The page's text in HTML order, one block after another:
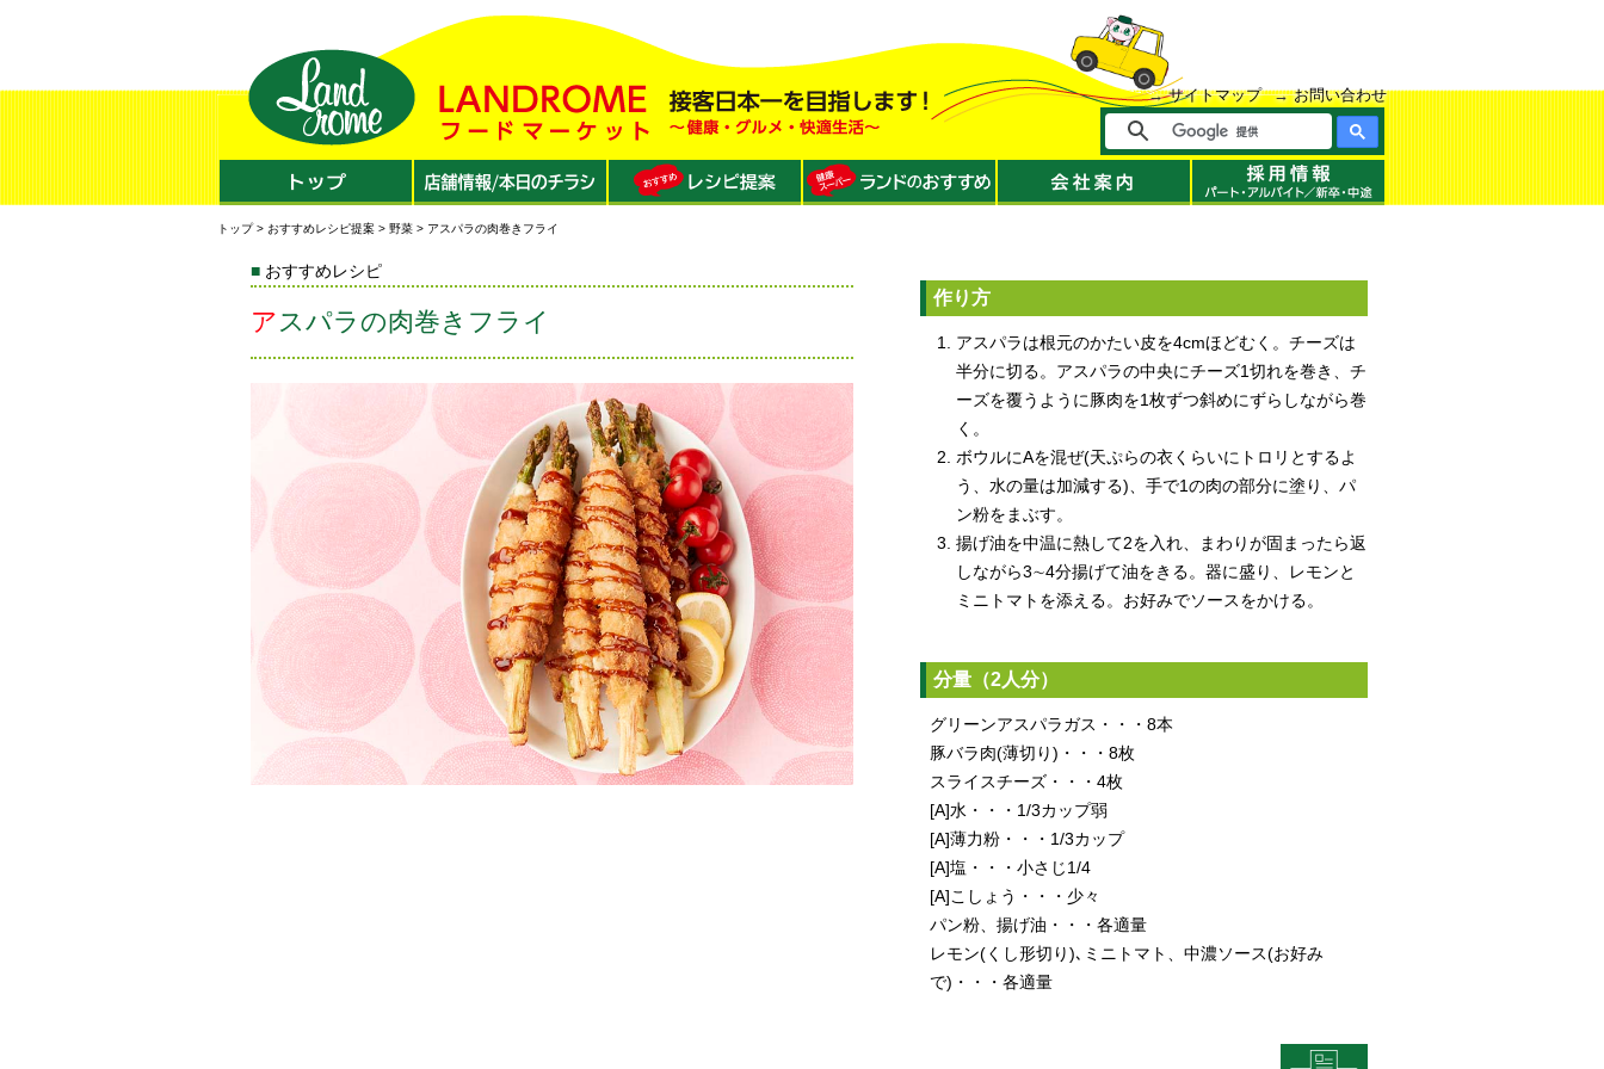
サイトマップ お問い合わせ
トップ> おすすめレシピ提案 > 野菜 > アスパラの肉巻きフライ
おすすめレシピ
アスパラの肉巻きフライ
作り方
アスパラは根元のかたい皮を4cmほどむく。チーズは
半分に切る。アスパラの中央にチーズ1切れを巻き、チ
ーズを覆うように豚肉を1枚ずつ斜めにずらしながら巻
く。
ボウルにAを混ぜ(天ぷらの衣くらいにトロリとするよ
う、水の量は加減する)、手で1の肉の部分に塗り、パ
ン粉をまぶす。
揚げ油を中温に熱して2を入れ、まわりが固まったら返
しながら3∼4分揚げて油をきる。器に盛り、レモンと
ミニトマトを添える。お好みでソースをかける。
分量（2人分）
グリーンアスパラガス・・・8本
豚バラ肉(薄切り)・・・8枚
スライスチーズ・・・4枚
[A]水・・・1/3カップ弱
[A]薄力粉・・・1/3カップ
[A]塩・・・小さじ1/4
[A]こしょう・・・少々
パン粉、揚げ油・・・各適量
レモン(くし形切り)､ミニトマト、中濃ソース(お好み
で)・・・各適量